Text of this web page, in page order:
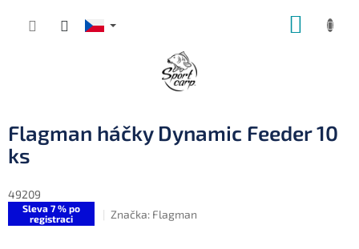
Flagman háčky Dynamic Feeder 10
ks
49209
Sleva 7 % po
registraci
Značka: Flagman